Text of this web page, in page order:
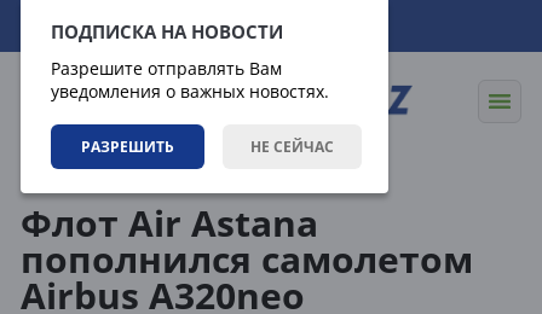
ПОДПИСКА НА НОВОСТИ
Разрешите отправлять Вам
уведомления о важных новостях.
РАЗРЕШИТЬ НЕ СЕЙЧАС
07.08.2026 03:53:05
Флот Air Astana
пополнился самолетом
Airbus A320neo